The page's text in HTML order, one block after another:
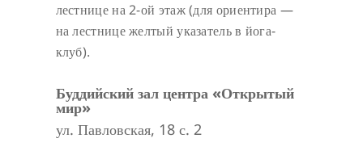
лестнице на 2-ой этаж (для ориентира —
на лестнице желтый указатель в йога-
клуб).
Буддийский зал центра «Открытый
мир»
ул. Павловская, 18 с. 2